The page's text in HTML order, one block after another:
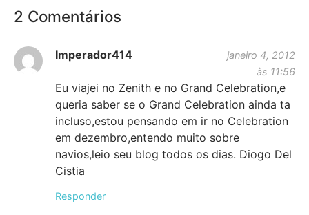
2 Comentários
Imperador414
janeiro 4, 2012
às 11:56
Eu viajei no Zenith e no Grand Celebration,e
queria saber se o Grand Celebration ainda ta
incluso,estou pensando em ir no Celebration
em dezembro,entendo muito sobre
navios,leio seu blog todos os dias. Diogo Del
Cistia
Responder